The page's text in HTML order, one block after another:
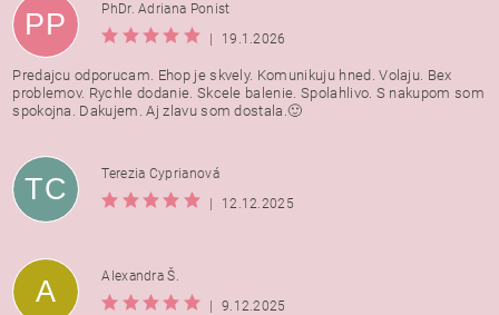
PP
PhDr. Adriana Ponist
|
19.1.2026
Predajcu odporucam. Ehop je skvely. Komunikuju hned. Volaju. Bex
problemov. Rychle dodanie. Skcele balenie. Spolahlivo. S nakupom som
spokojna. Dakujem. Aj zlavu som dostala.🙂
TC
Terezia Cyprianová
|
12.12.2025
A
Alexandra Š.
|
9.12.2025